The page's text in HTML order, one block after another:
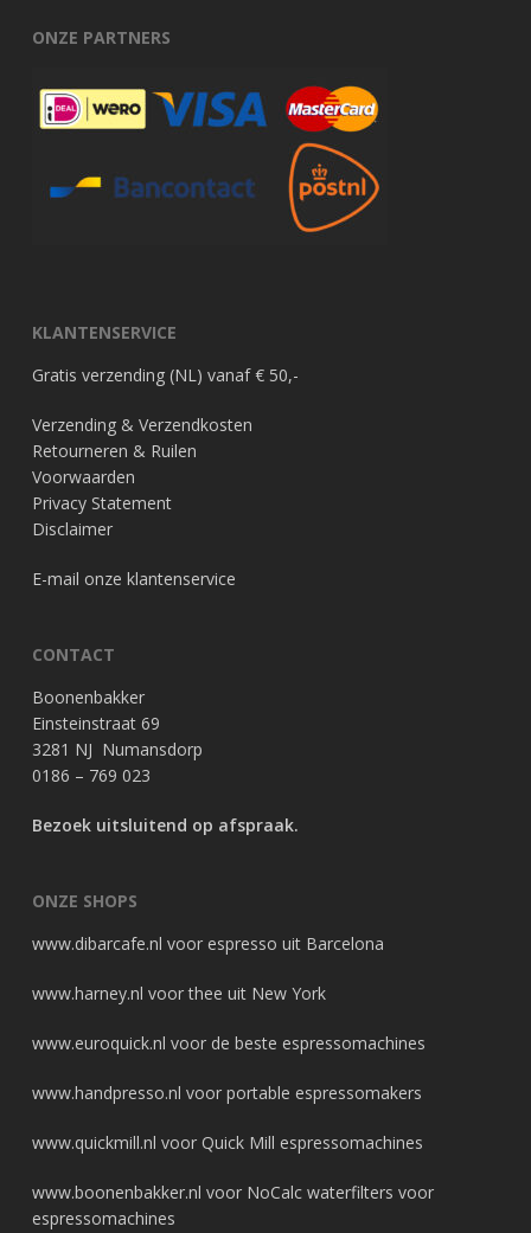
ONZE PARTNERS
KLANTENSERVICE
Gratis verzending (NL) vanaf € 50,-
Verzending & Verzendkosten
Retourneren & Ruilen
Voorwaarden
Privacy Statement
Disclaimer
E-mail onze klantenservice
CONTACT
Boonenbakker
Einsteinstraat 69
3281 NJ Numansdorp
0186 – 769 023
Bezoek uitsluitend op afspraak.
ONZE SHOPS
www.dibarcafe.nl voor espresso uit Barcelona
www.harney.nl voor thee uit New York
www.euroquick.nl voor de beste espressomachines
www.handpresso.nl voor portable espressomakers
www.quickmill.nl voor Quick Mill espressomachines
www.boonenbakker.nl voor NoCalc waterfilters voor
espressomachines